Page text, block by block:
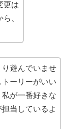
更は
、
遊んでいませ
ーリーがいい
が一番好きな
当しているよ